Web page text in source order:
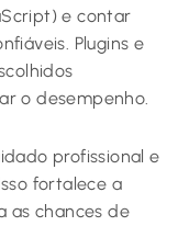
e contar
Plugins e
o desempenho.
profissional e
fortalece a
as chances de